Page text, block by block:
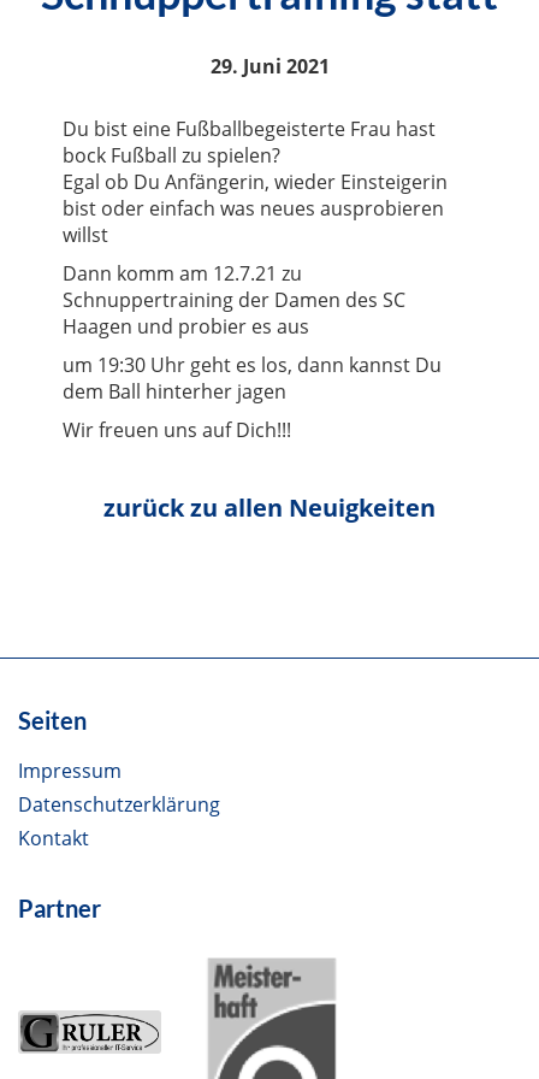
29. Juni 2021
Du bist eine Fußballbegeisterte Frau hast
bock Fußball zu spielen?
Egal ob Du Anfängerin, wieder Einsteigerin
bist oder einfach was neues ausprobieren
willst
Dann komm am 12.7.21 zu
Schnuppertraining der Damen des SC
Haagen und probier es aus
um 19:30 Uhr geht es los, dann kannst Du
dem Ball hinterher jagen
Wir freuen uns auf Dich!!!
zurück zu allen Neuigkeiten
Seiten
Impressum
Datenschutzerklärung
Kontakt
Partner